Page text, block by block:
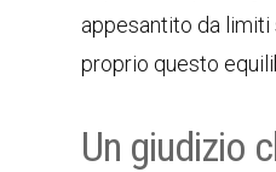
appesantito da limiti
proprio questo
Un giudizio